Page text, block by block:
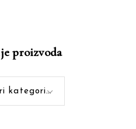
proizvoda
Odaberi kategoriju